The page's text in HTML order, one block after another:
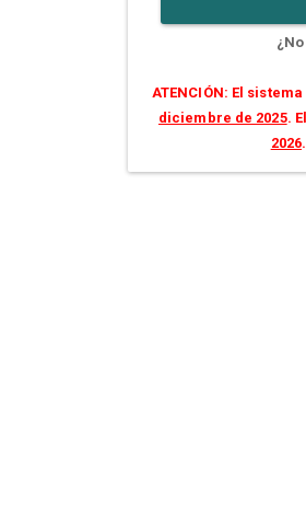
ATENCIÓN: El
diciembre de 2025.
2026